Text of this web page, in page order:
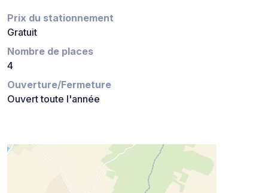
Prix du stationnement
Gratuit
Nombre de places
4
Ouverture/Fermeture
Ouvert toute l'année